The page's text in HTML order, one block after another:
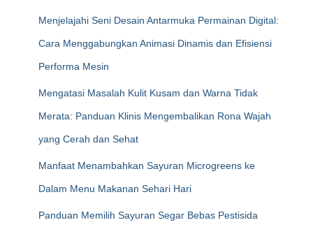
Menjelajahi Seni Desain Antarmuka Permainan Digital:
Cara Menggabungkan Animasi Dinamis dan Efisiensi
Performa Mesin
Mengatasi Masalah Kulit Kusam dan Warna Tidak
Merata: Panduan Klinis Mengembalikan Rona Wajah
yang Cerah dan Sehat
Manfaat Menambahkan Sayuran Microgreens ke
Dalam Menu Makanan Sehari Hari
Panduan Memilih Sayuran Segar Bebas Pestisida